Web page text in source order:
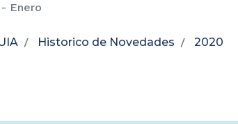
- Enero
Historico de Novedades
2020